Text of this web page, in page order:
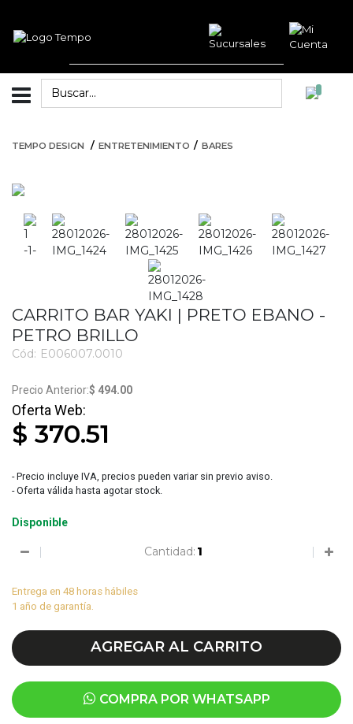
TEMPO DESIGN ENTRETENIMIENTO BARES
CARRITO BAR YAKI | PRETO EBANO -
PETRO BRILLO
Cód: E006007.0010
$ 494.00
$ 370.51
- Precio incluye IVA, precios pueden variar sin previo aviso.
- Oferta válida hasta agotar stock.
Disponible
Cantidad:
Entrega en 48 horas hábiles
1 año de garantía.
AGREGAR AL CARRITO
COMPRA POR WHATSAPP